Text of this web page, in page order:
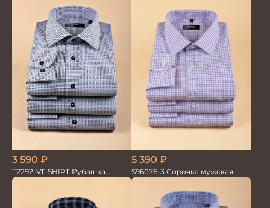
3 590 ₽
T2292-V11 SHIRT Рубашка
мужская
5 390 ₽
S96076-3 Сорочка мужская